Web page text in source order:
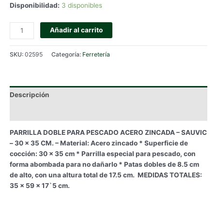
Disponibilidad: 3 disponibles
PARRILLA
DOBLE
PARA
PESCADO
-
30
x
35
CM.
cantidad
Añadir al carrito
SKU: 02595 Categoría: Ferretería
Descripción
PARRILLA DOBLE PARA PESCADO ACERO ZINCADA – SAUVIC
– 30 x 35 CM. – Material: Acero zincado * Superficie de
cocción: 30 x 35 cm * Parrilla especial para pescado, con
forma abombada para no dañarlo * Patas dobles de 8.5 cm
de alto, con una altura total de 17.5 cm. MEDIDAS TOTALES:
35 x 59 x 17`5 cm.